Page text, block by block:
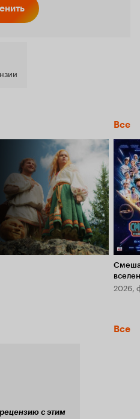
Все
2026,
Все
с этим